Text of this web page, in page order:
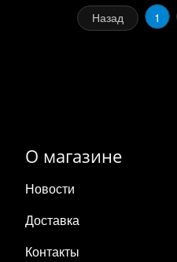
Назад 1
О магазине
Новости
Доставка
Контакты